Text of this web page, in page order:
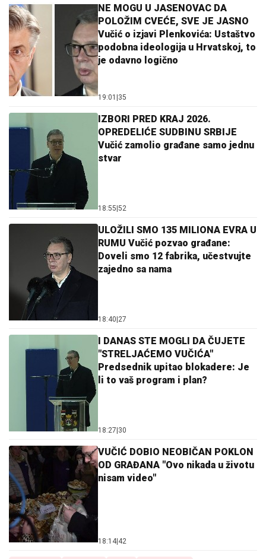
NE MOGU U JASENOVAC DA
POLOŽIM CVEĆE, SVE JE JASNO
Vučić o izjavi Plenkovića: Ustaštvo
podobna ideologija u Hrvatskoj, to
je odavno logično
19:01 35
IZBORI PRED KRAJ 2026.
OPREDELIĆE SUDBINU SRBIJE
Vučić zamolio građane samo jednu
stvar
18:55 52
ULOŽILI SMO 135 MILIONA EVRA U
RUMU Vučić pozvao građane:
Doveli smo 12 fabrika, učestvujte
zajedno sa nama
18:40 27
I DANAS STE MOGLI DA ČUJETE
"STRELJAĆEMO VUČIĆA"
Predsednik upitao blokadere: Je
li to vaš program i plan?
18:27 30
VUČIĆ DOBIO NEOBIČAN POKLON
OD GRAĐANA "Ovo nikada u životu
nisam video"
18:14 42